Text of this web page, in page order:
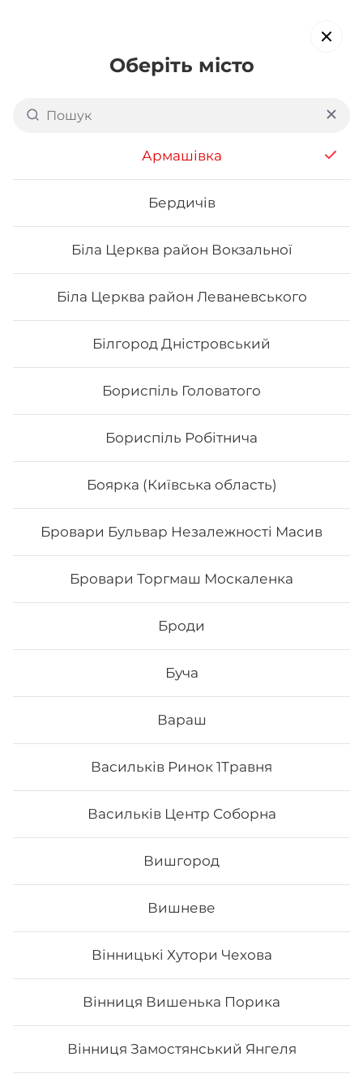
Оберіть місто
Армашівка
Бердичів
Біла Церква район Вокзальної
Біла Церква район Леваневського
Білгород Дністровський
Бориспіль Головатого
Бориспіль Робітнича
Боярка (Київська область)
Бровари Бульвар Незалежності Масив
Бровари Торгмаш Москаленка
Броди
Буча
Вараш
Васильків Ринок 1Травня
Васильків Центр Соборна
Вишгород
Вишневе
Вінницькі Хутори Чехова
Вінниця Вишенька Порика
Вінниця Замостянський Янгеля
Металургійному районі
Кривого Рогу
обирайте страви, які вам подобаються про все інше ми
подбаємо
Акція тижня Сети
Pumpkin rolls
Якудза
Вага: 280 г Склад: Норі, Рис, Крем-сир, Маринований
Ханамі
Вага: 266 г Склад: Рис, Соєвий папір, Авокадо, Вугор,